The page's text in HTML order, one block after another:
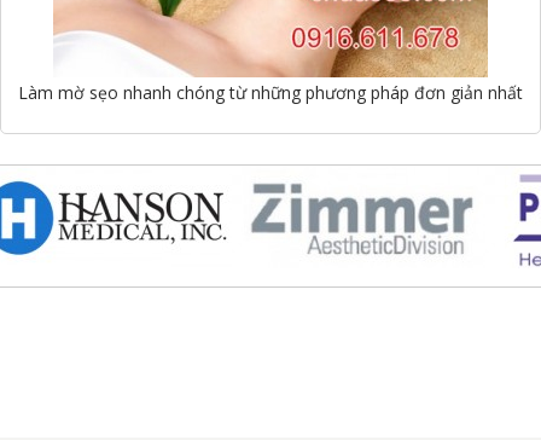
Làm mờ sẹo nhanh chóng từ những phương pháp đơn giản nhất